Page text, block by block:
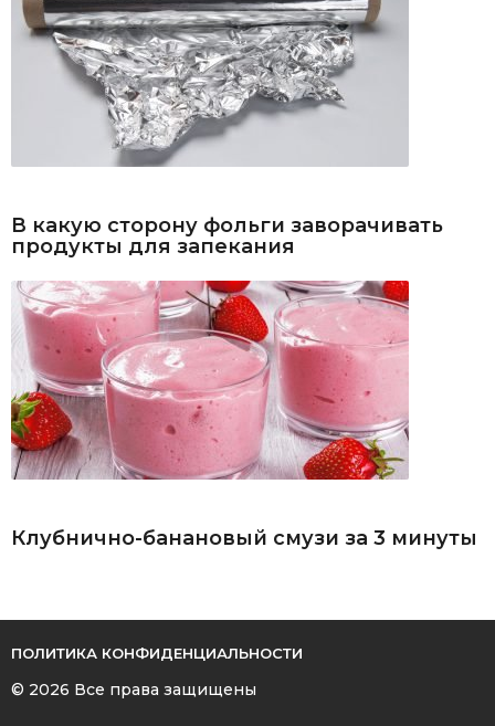
В какую сторону фольги заворачивать
продукты для запекания
Клубнично-банановый смузи за 3 минуты
ПОЛИТИКА КОНФИДЕНЦИАЛЬНОСТИ
© 2026 Все права защищены